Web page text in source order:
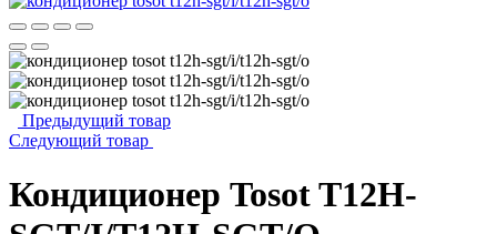
Предыдущий товар
Следующий товар
Кондиционер Tosot T12H-